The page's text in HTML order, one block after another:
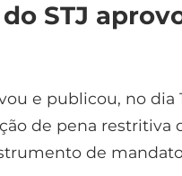
STJ
e publicou, no dia
de pena restritiva
de